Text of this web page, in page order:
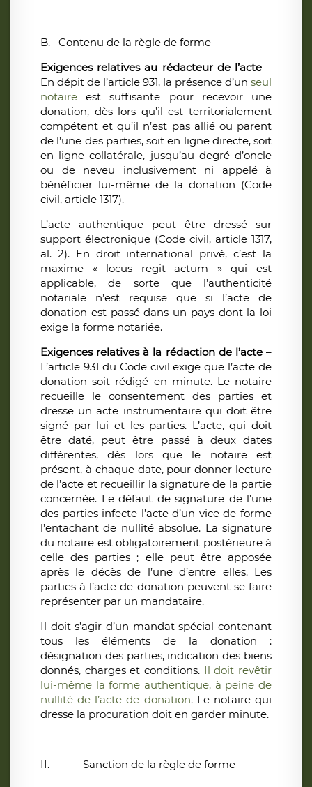
B.
Contenu de la règle de forme
Exigences relatives au rédacteur de l’acte–
En dépit de l’article 931, la présence d’un seul
notaire
est suffisante pour recevoir une
donation, dès lors qu’il est territorialement
compétent et qu’il n’est pas allié ou parent
de l’une des parties, soit en ligne directe, soit
en ligne collatérale, jusqu’au degré d’oncle
ou de neveu inclusivement ni appelé à
bénéficier lui-même de la donation (Code
civil, article 1317).
L’acte authentique peut être dressé sur
support électronique (Code civil, article 1317,
al. 2). En droit international privé, c’est la
maxime « locus regit actum » qui est
applicable, de sorte que l’authenticité
notariale n’est requise que si l’acte de
donation est passé dans un pays dont la loi
exige la forme notariée.
Exigences relatives à la rédaction de l’acte–
L’article 931 du Code civil exige que l’acte de
donation soit rédigé en minute. Le notaire
recueille le consentement des parties et
dresse un acte instrumentaire qui doit être
signé par lui et les parties. L’acte, qui doit
être daté, peut être passé à deux dates
différentes, dès lors que le notaire est
présent, à chaque date, pour donner lecture
de l’acte et recueillir la signature de la partie
concernée. Le défaut de signature de l’une
des parties infecte l’acte d’un vice de forme
l’entachant de nullité absolue. La signature
du notaire est obligatoirement postérieure à
celle des parties ; elle peut être apposée
après le décès de l’une d’entre elles. Les
parties à l’acte de donation peuvent se faire
représenter par un mandataire.
Il doit s’agir d’un mandat spécial contenant
tous les éléments de la donation :
désignation des parties, indication des biens
donnés, charges et conditions. Il doit revêtir
lui-même la forme authentique, à peine de
nullité de l’acte de donation. Le notaire qui
dresse la procuration doit en garder minute.
II. Sanction de la règle de forme